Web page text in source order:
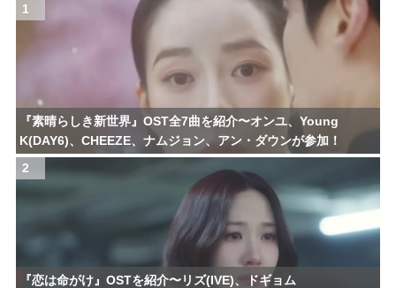
1
『素晴らしき新世界』OST全7曲を紹介〜オンユ、Young
K(DAY6)、CHEEZE、ナムジョン、アン・ダウンが参加！
2
『恋は命がけ』OSTを紹介〜リズ(IVE)、ドギョム